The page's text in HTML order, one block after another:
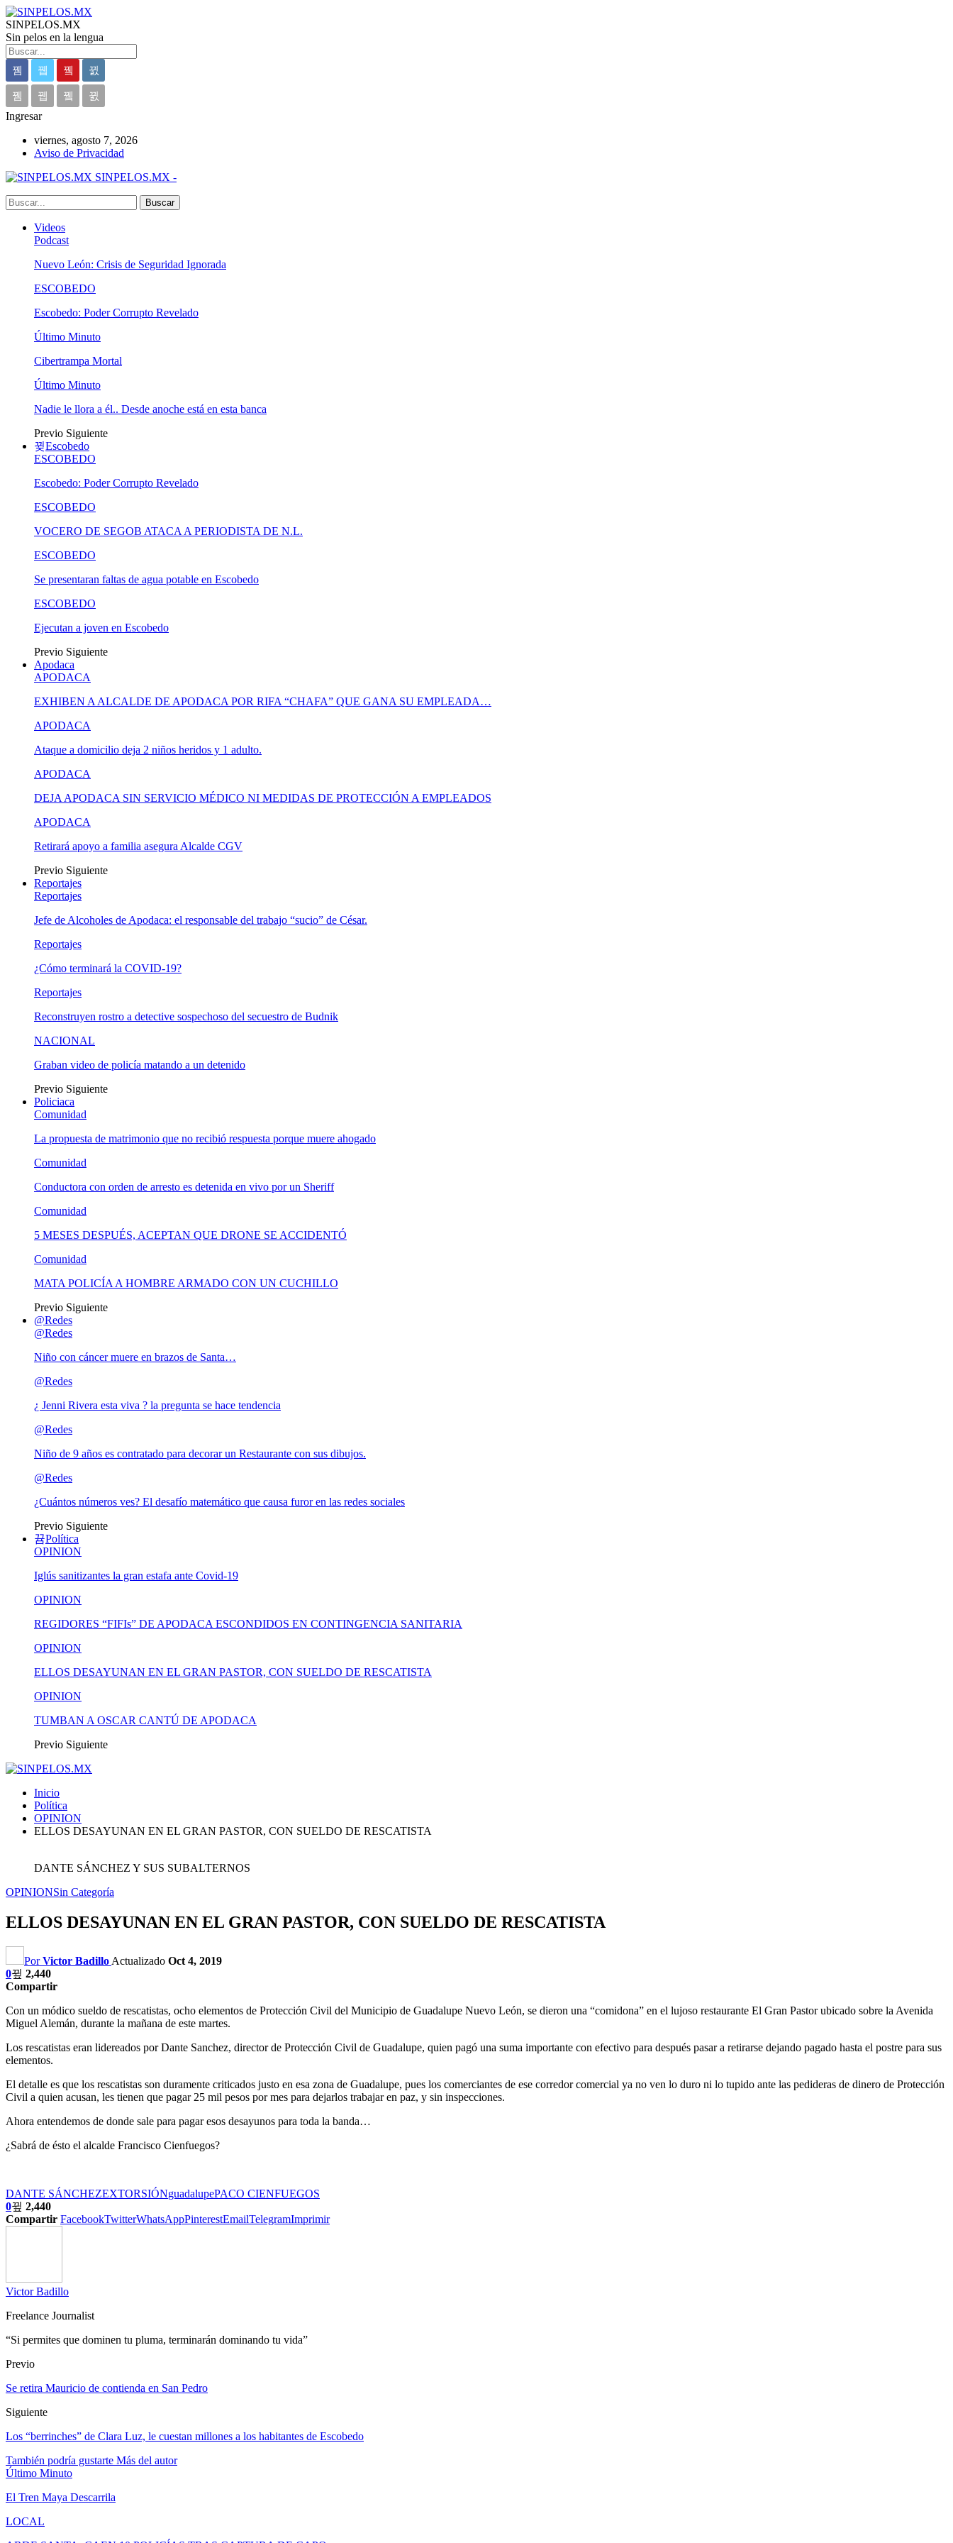
SINPELOS.MX
Sin pelos en la lengua
Ingresar
viernes, agosto 7, 2026
Aviso de Privacidad
SINPELOS.MX -
Videos
Podcast
Nuevo León: Crisis de Seguridad Ignorada
ESCOBEDO
Escobedo: Poder Corrupto Revelado
Último Minuto
Cibertrampa Mortal
Último Minuto
Nadie le llora a él.. Desde anoche está en esta banca
Previo Siguiente
Escobedo
ESCOBEDO
Escobedo: Poder Corrupto Revelado
ESCOBEDO
VOCERO DE SEGOB ATACA A PERIODISTA DE N.L.
ESCOBEDO
Se presentaran faltas de agua potable en Escobedo
ESCOBEDO
Ejecutan a joven en Escobedo
Previo Siguiente
Apodaca
APODACA
EXHIBEN A ALCALDE DE APODACA POR RIFA “CHAFA” QUE GANA SU EMPLEADA…
APODACA
Ataque a domicilio deja 2 niños heridos y 1 adulto.
APODACA
DEJA APODACA SIN SERVICIO MÉDICO NI MEDIDAS DE PROTECCIÓN A EMPLEADOS
APODACA
Retirará apoyo a familia asegura Alcalde CGV
Previo Siguiente
Reportajes
Reportajes
Jefe de Alcoholes de Apodaca: el responsable del trabajo “sucio” de César.
Reportajes
¿Cómo terminará la COVID-19?
Reportajes
Reconstruyen rostro a detective sospechoso del secuestro de Budnik
NACIONAL
Graban video de policía matando a un detenido
Previo Siguiente
Policiaca
Comunidad
La propuesta de matrimonio que no recibió respuesta porque muere ahogado
Comunidad
Conductora con orden de arresto es detenida en vivo por un Sheriff
Comunidad
5 MESES DESPUÉS, ACEPTAN QUE DRONE SE ACCIDENTÓ
Comunidad
MATA POLICÍA A HOMBRE ARMADO CON UN CUCHILLO
Previo Siguiente
@Redes
@Redes
Niño con cáncer muere en brazos de Santa…
@Redes
¿ Jenni Rivera esta viva ? la pregunta se hace tendencia
@Redes
Niño de 9 años es contratado para decorar un Restaurante con sus dibujos.
@Redes
¿Cuántos números ves? El desafío matemático que causa furor en las redes sociales
Previo Siguiente
Política
OPINION
Iglús sanitizantes la gran estafa ante Covid-19
OPINION
REGIDORES “FIFIs” DE APODACA ESCONDIDOS EN CONTINGENCIA SANITARIA
OPINION
ELLOS DESAYUNAN EN EL GRAN PASTOR, CON SUELDO DE RESCATISTA
OPINION
TUMBAN A OSCAR CANTÚ DE APODACA
Previo Siguiente
Inicio
Política
OPINION
ELLOS DESAYUNAN EN EL GRAN PASTOR, CON SUELDO DE RESCATISTA
DANTE SÁNCHEZ Y SUS SUBALTERNOS
OPINIONSin Categoría
ELLOS DESAYUNAN EN EL GRAN PASTOR, CON SUELDO DE RESCATISTA
PorVictor Badillo Actualizado Oct 4, 2019
0
2,440
Compartir
Con un módico sueldo de rescatistas, ocho elementos de Protección Civil del Municipio de Guadalupe Nuevo León, se dieron una “comidona” en el lujoso restaurante El Gran Pastor ubicado sobre la Avenida
Miguel Alemán, durante la mañana de este martes.
Los rescatistas eran lidereados por Dante Sanchez, director de Protección Civil de Guadalupe, quien pagó una suma importante con efectivo para después pasar a retirarse dejando pagado hasta el postre para sus
elementos.
El detalle es que los rescatistas son duramente criticados justo en esa zona de Guadalupe, pues los comerciantes de ese corredor comercial ya no ven lo duro ni lo tupido ante las pedideras de dinero de Protección
Civil a quien acusan, les tienen que pagar 25 mil pesos por mes para dejarlos trabajar en paz, y sin inspecciones.
Ahora entendemos de donde sale para pagar esos desayunos para toda la banda…
¿Sabrá de ésto el alcalde Francisco Cienfuegos?
DANTE SÁNCHEZEXTORSIÓNguadalupePACO CIENFUEGOS
0
2,440
Compartir FacebookTwitterWhatsAppPinterestEmailTelegramImprimir
Victor Badillo
Freelance Journalist
“Si permites que dominen tu pluma, terminarán dominando tu vida”
Previo
Se retira Mauricio de contienda en San Pedro
Siguiente
Los “berrinches” de Clara Luz, le cuestan millones a los habitantes de Escobedo
También podría gustarte Más del autor
Último Minuto
El Tren Maya Descarrila
LOCAL